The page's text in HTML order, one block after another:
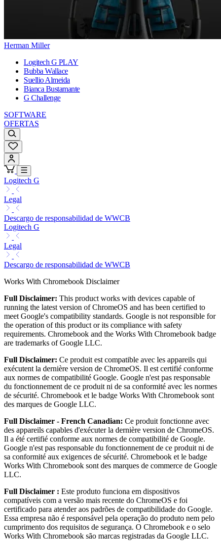
Herman Miller
Logitech G PLAY
Bubba Wallace
Suellio Almeida
Bianca Bustamante
G Challenge
SOFTWARE
OFERTAS
Logitech G
Legal
Descargo de responsabilidad de WWCB
Logitech G
Legal
Descargo de responsabilidad de WWCB
Works With Chromebook Disclaimer
Full Disclaimer: This product works with devices capable of
running the latest version of ChromeOS and has been certified to
meet Google's compatibility standards. Google is not responsible for
the operation of this product or its compliance with safety
requirements. Chromebook and the Works With Chromebook badge
are trademarks of Google LLC.
Full Disclaimer: Ce produit est compatible avec les appareils qui
exécutent la dernière version de ChromeOS. Il est certifié conforme
aux normes de compatibilité Google. Google n'est pas responsable
du fonctionnement de ce produit ni de sa conformité avec les normes
de sécurité. Chromebook et le badge Works With Chromebook sont
des marques de Google LLC.
Full Disclaimer - French Canadian: Ce produit fonctionne avec
des appareils capables d'exécuter la dernière version de ChromeOS.
Il a été certifié conforme aux normes de compatibilité de Google.
Google n'est pas responsable du fonctionnement de ce produit ni de
sa conformité aux exigences de sécurité. Chromebook et le badge
Works With Chromebook sont des marques de commerce de Google
LLC.
Full Disclaimer : Este produto funciona em dispositivos
compatíveis com a versão mais recente do ChromeOS e foi
certificado para atender aos padrões de compatibilidade do Google.
Essa empresa não é responsável pela operação do produto nem pelo
cumprimento dos requisitos de segurança. O Chromebook e o selo
Works With Chromebook são marcas registradas da Google LLC.